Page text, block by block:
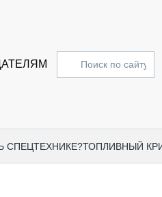
СПЕЦТЕХНИКЕ?ТОПЛИВНЫЙ